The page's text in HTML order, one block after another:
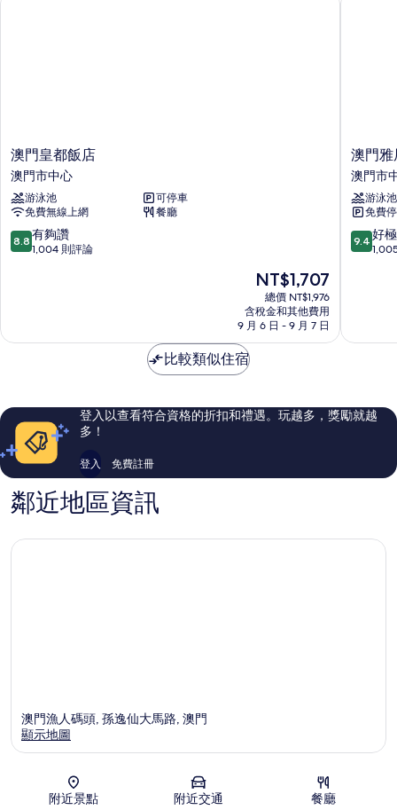
澳
門
皇
都
飯
店
澳
澳門皇都飯店
澳門市中心
游泳池
可停車
免費無線上網
餐廳
8.8
分，
夠
評
論
8.8 有夠讚
1,004 則評論
現
在
價
格
為
NT$1,707
總價 NT$1,976
含稅金和其他費用
9 月 6 日 - 9 月 7 日
澳
門
雅
辰
酒
店
澳
澳門雅
澳門市
游泳池
免費
9.4
分，
極
評
論
9.4 好
比較類似住宿
登入以查看符合資格的折扣和禮遇。玩越多，獎勵就越
多！
登入 免費註冊
鄰近地區資訊
地圖
澳門漁人碼頭, 孫逸仙大馬路, 澳門
顯示地圖
附近景點 附近交通 餐廳